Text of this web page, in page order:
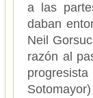
a las
daban
Neil
razón al